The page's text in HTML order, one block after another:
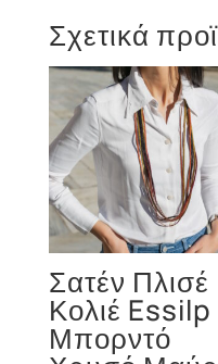
Σχετικά
Σατέν Πλισέ
Κολιέ Essilp
Μπορντό